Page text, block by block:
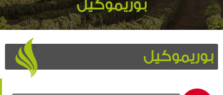
بوريموكيل
بوريموكيل